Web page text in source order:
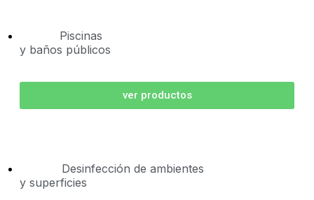
Piscinas
y baños públicos
ver productos
Desinfección de ambientes
y superficies